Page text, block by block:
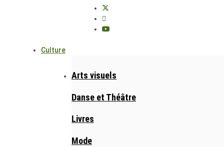
Culture
Arts visuels
Danse et Théâtre
Livres
Mode